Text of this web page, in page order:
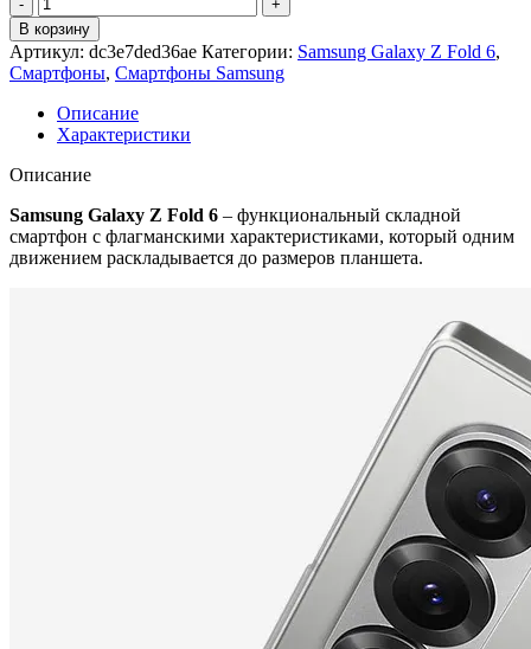
товара
Samsung
Galaxy
Z
Fold
6
12/512Gb
Silver
/
Темно-
Серебристый
В корзину
Артикул: dc3e7ded36ae Категории: Samsung Galaxy Z Fold 6,
Смартфоны, Смартфоны Samsung
Описание
Характеристики
Описание
Samsung Galaxy Z Fold 6 – функциональный складной
смартфон с флагманскими характеристиками, который одним
движением раскладывается до размеров планшета.